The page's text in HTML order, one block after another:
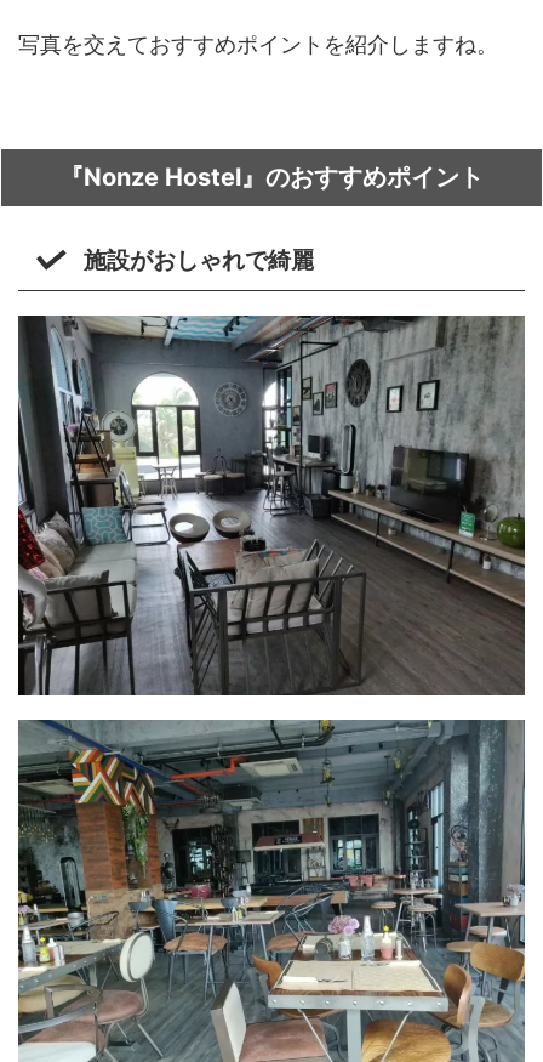
写真を交えておすすめポイントを紹介しますね。
『Nonze Hostel』のおすすめポイント
施設がおしゃれで綺麗